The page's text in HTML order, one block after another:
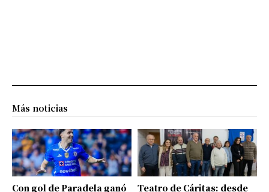
Más noticias
Con gol de Paradela ganó
Teatro de Cáritas: desde